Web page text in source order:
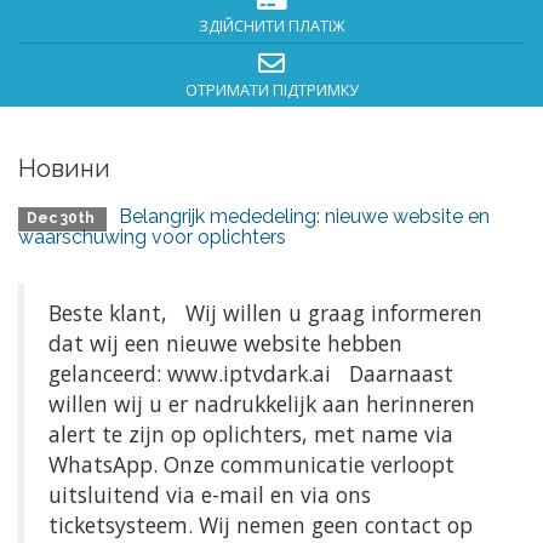
ЗДІЙСНИТИ ПЛАТІЖ
ОТРИМАТИ ПІДТРИМКУ
Новини
Dec 30th
Belangrijk mededeling: nieuwe website en
waarschuwing voor oplichters
Beste klant, Wij willen u graag informeren
dat wij een nieuwe website hebben
gelanceerd: www.iptvdark.ai Daarnaast
willen wij u er nadrukkelijk aan herinneren
alert te zijn op oplichters, met name via
WhatsApp. Onze communicatie verloopt
uitsluitend via e-mail en via ons
ticketsysteem. Wij nemen geen contact op